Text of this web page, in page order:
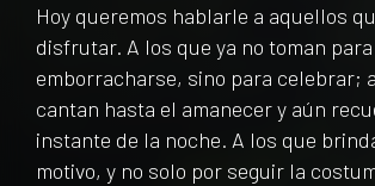
Hoy queremos hablarle a aquellos
disfrutar. A los que ya no toman para
emborracharse, sino para celebrar;
cantan hasta el amanecer y aún
instante de la noche. A los que
motivo, y no solo por seguir la